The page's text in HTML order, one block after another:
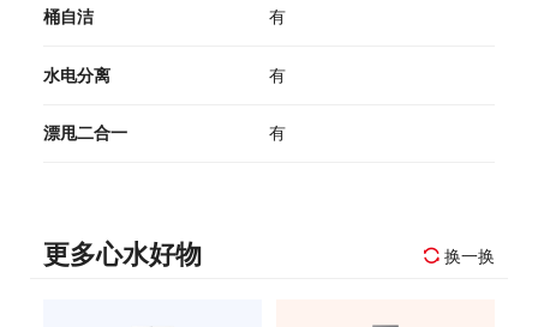
桶自洁 有
水电分离 有
漂甩二合一 有
更多心水好物 换一换